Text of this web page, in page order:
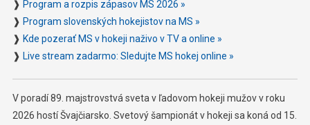
❱ Program a rozpis zápasov MS 2026 »
❱ Program slovenských hokejistov na MS »
❱ Kde pozerať MS v hokeji naživo v TV a online »
❱ Live stream zadarmo: Sledujte MS hokej online »
V poradí 89. majstrovstvá sveta v ľadovom hokeji mužov v roku
2026 hostí Švajčiarsko. Svetový šampionát v hokeji sa koná od 15.